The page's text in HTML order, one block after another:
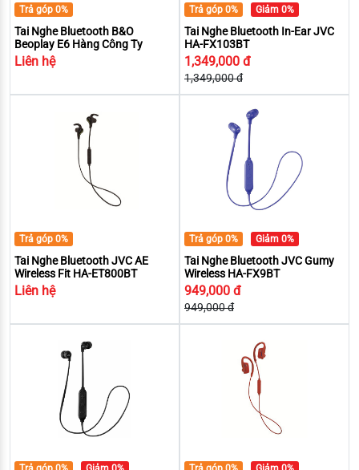
Trả góp 0%
Tai Nghe Bluetooth B&O
Beoplay E6 Hàng Công Ty
Liên hệ
Trả góp 0% Giảm 0%
Tai Nghe Bluetooth In-Ear JVC
HA-FX103BT
1,349,000 đ
1,349,000 đ
Trả góp 0%
Tai Nghe Bluetooth JVC AE
Wireless Fit HA-ET800BT
Liên hệ
Trả góp 0% Giảm 0%
Tai Nghe Bluetooth JVC Gumy
Wireless HA-FX9BT
949,000 đ
949,000 đ